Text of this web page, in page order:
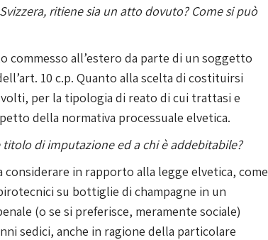
ritiene sia un atto dovuto? Come si può
all’estero da parte di un soggetto
10 c.p. Quanto alla scelta di costituirsi
per la tipologia di reato di cui trattasi e
della normativa processuale elvetica.
di imputazione ed a chi è addebitabile?
in rapporto alla legge elvetica, come
su bottiglie di champagne in un
(o se si preferisce, meramente sociale)
sedici, anche in ragione della particolare